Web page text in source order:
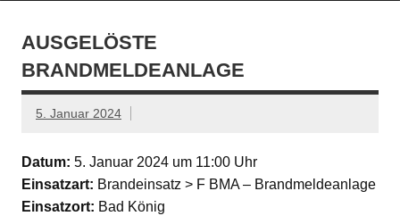
AUSGELÖSTE
BRANDMELDEANLAGE
5. Januar 2024
Datum: 5. Januar 2024 um 11:00 Uhr
Einsatzart: Brandeinsatz > F BMA – Brandmeldeanlage
Einsatzort: Bad König